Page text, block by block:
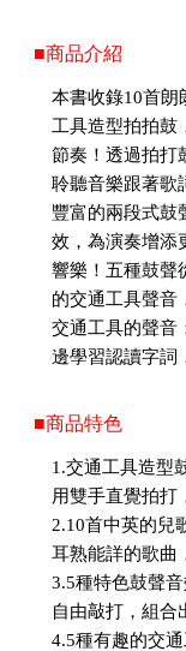
■商品介紹
本書收錄10首朗
工具造型拍拍鼓
節奏！透過拍打
聆聽音樂跟著歌
豐富的兩段式鼓
效，為演奏增添
響樂！五種鼓聲
的交通工具聲音
交通工具的聲音
邊學習認讀字詞
■商品特色
1.交通工具造型
用雙手直覺拍打
2.10首中英的兒
耳熟能詳的歌曲
3.5種特色鼓聲音
自由敲打，組合
4.5種有趣的交